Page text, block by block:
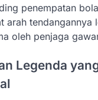
penempatan
arah tendangannya
oleh penjaga
Legenda